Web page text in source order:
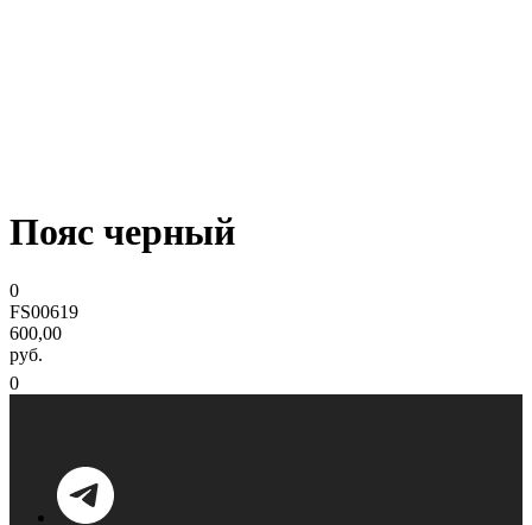
Пояс черный
0
FS00619
600,00
руб.
0